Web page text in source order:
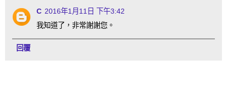
C 2016年1月11日 下午3:42
我知道了，非常謝謝您。
回覆